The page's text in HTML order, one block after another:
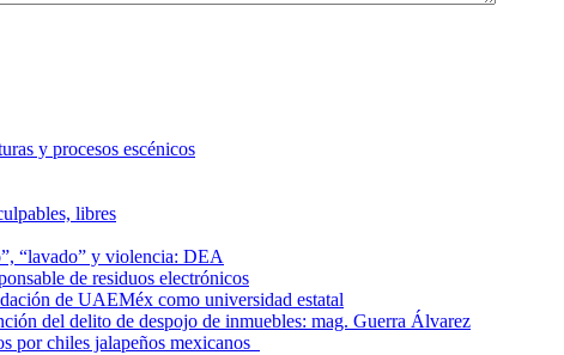
y procesos escénicos
libres
“lavado” y violencia: DEA
de residuos electrónicos
de UAEMéx como universidad estatal
del delito de despojo de inmuebles: mag. Guerra Álvarez
por chiles jalapeños mexicanos